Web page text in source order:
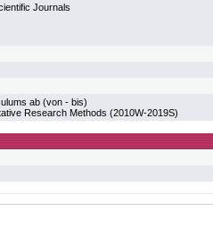
Journals
ab (von - bis)
Research Methods (2010W-2019S)